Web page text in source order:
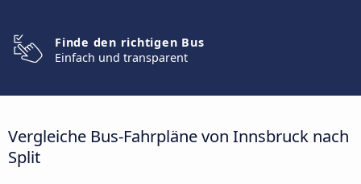
Finde den richtigen Bus
Einfach und transparent
Vergleiche Bus-Fahrpläne von Innsbruck nach
Split